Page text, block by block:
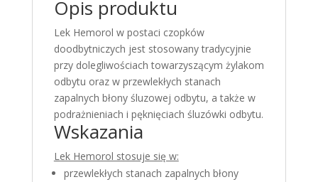
Opis produktu
Lek Hemorol w postaci czopków
doodbytniczych jest stosowany tradycyjnie
przy dolegliwościach towarzyszącym żylakom
odbytu oraz w przewlekłych stanach
zapalnych błony śluzowej odbytu, a także w
podrażnieniach i pęknięciach śluzówki odbytu.
Wskazania
Lek Hemorol stosuje się w:
przewlekłych stanach zapalnych błony